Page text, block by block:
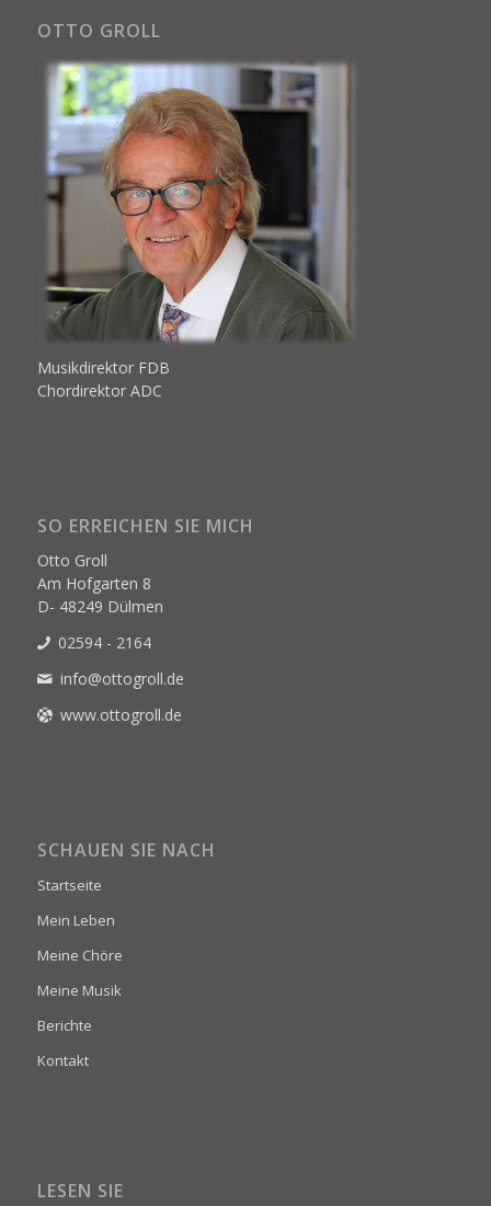
OTTO GROLL
Musikdirektor FDB
Chordirektor ADC
SO ERREICHEN SIE MICH
Otto Groll
Am Hofgarten 8
D- 48249 Dülmen
02594 - 2164
info@ottogroll.de
www.ottogroll.de
SCHAUEN SIE NACH
Startseite
Mein Leben
Meine Chöre
Meine Musik
Berichte
Kontakt
LESEN SIE